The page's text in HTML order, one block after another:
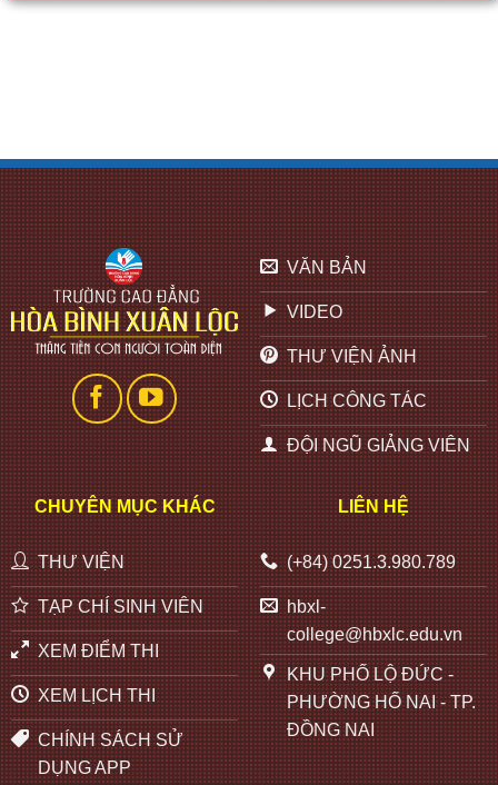
VĂN BẢN
VIDEO
THƯ VIỆN ẢNH
LỊCH CÔNG TÁC
ĐỘI NGŨ GIẢNG VIÊN
CHUYÊN MỤC KHÁC
THƯ VIỆN
TẠP CHÍ SINH VIÊN
XEM ĐIỂM THI
XEM LỊCH THI
CHÍNH SÁCH SỬ
DỤNG APP
LIÊN HỆ
(+84) 0251.3.980.789
hbxl-
college@hbxlc.edu.vn
KHU PHỐ LỘ ĐỨC -
PHƯỜNG HỐ NAI - TP.
ĐỒNG NAI